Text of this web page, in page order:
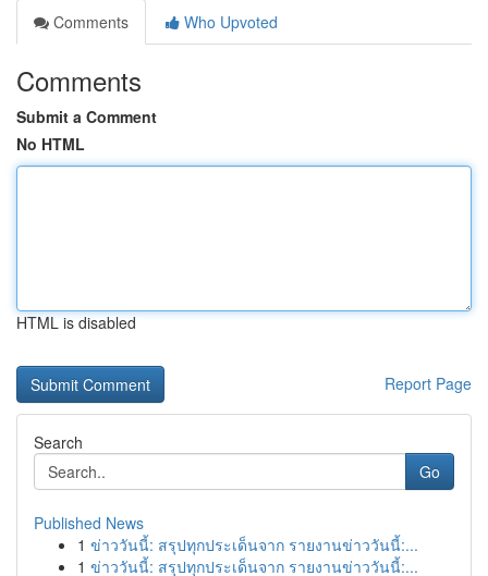
Comments
Who Upvoted
Comments
Submit a Comment
No HTML
HTML is disabled
Report Page
Search
Go
Published News
1 ข่าววันนี้: สรุปทุกประเด็นจาก รายงานข่าววันนี้:...
1 ข่าววันนี้: สรุปทุกประเด็นจาก รายงานข่าววันนี้:...